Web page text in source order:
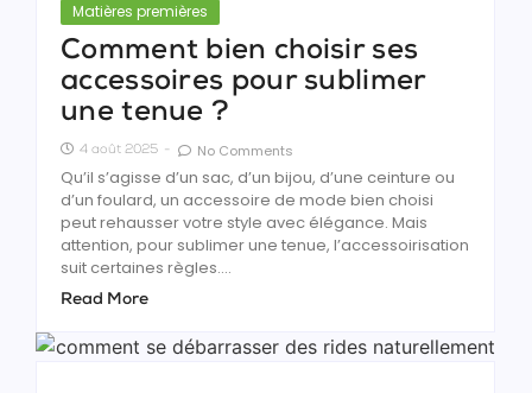
Matières premières
Comment bien choisir ses
accessoires pour sublimer
une tenue ?
4 août 2025 - No Comments
Qu’il s’agisse d’un sac, d’un bijou, d’une ceinture ou
d’un foulard, un accessoire de mode bien choisi
peut rehausser votre style avec élégance. Mais
attention, pour sublimer une tenue, l’accessoirisation
suit certaines règles....
Read More